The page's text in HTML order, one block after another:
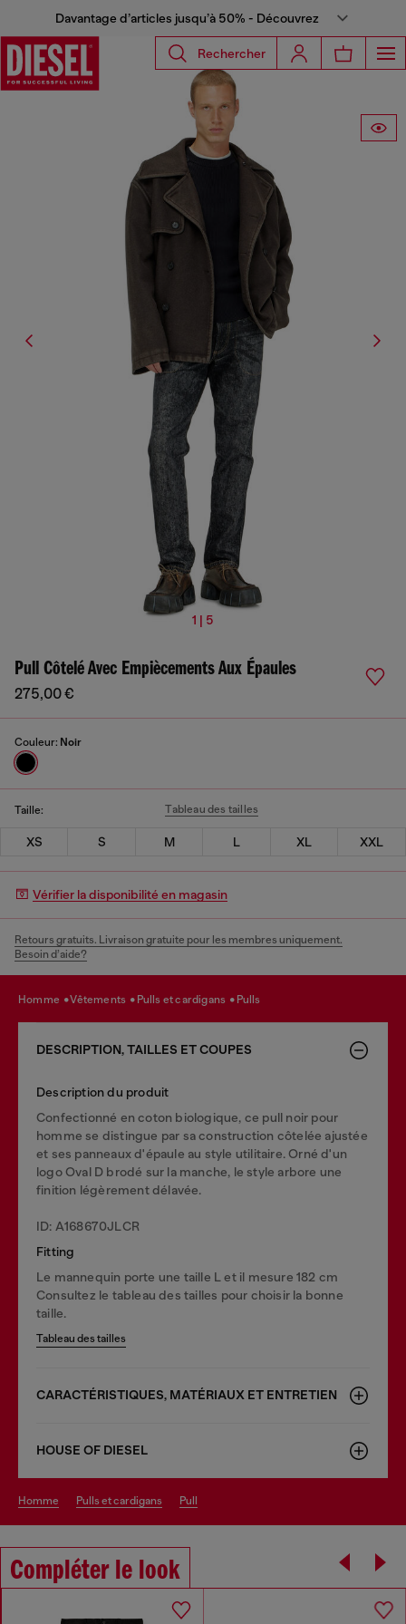
Davantage d’articles jusqu’à 50% - Découvrez
Rechercher
1 | 5
Pull Côtelé Avec Empiècements Aux Épaules
275,00 €
Couleur: Noir
Taille: Tableau des tailles
XS S M L XL XXL
Vérifier la disponibilité en magasin
Retours gratuits. Livraison gratuite pour les membres uniquement.
Besoin d’aide?
homme vêtements pulls et cardigans pulls
DESCRIPTION, TAILLES ET COUPES
Description du produit
Confectionné en coton biologique, ce pull noir pour
homme se distingue par sa construction côtelée ajustée
et ses panneaux d'épaule au style utilitaire. Orné d'un
logo Oval D brodé sur la manche, le style arbore une
finition légèrement délavée.
ID: A168670JLCR
Fitting
Le mannequin porte une taille L et il mesure 182 cm
Consultez le tableau des tailles pour choisir la bonne
taille.
Tableau des tailles
CARACTÉRISTIQUES, MATÉRIAUX ET ENTRETIEN
HOUSE OF DIESEL
homme pulls et cardigans pull
Compléter le look